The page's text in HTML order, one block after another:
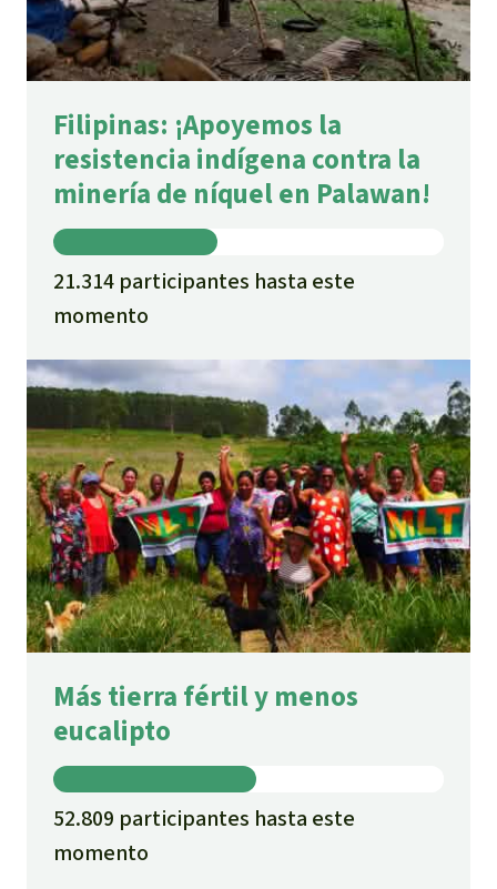
Filipinas: ¡Apoyemos la
resistencia indígena contra la
minería de níquel en Palawan!
21.314 participantes hasta este
momento
Más tierra fértil y menos
eucalipto
52.809 participantes hasta este
momento